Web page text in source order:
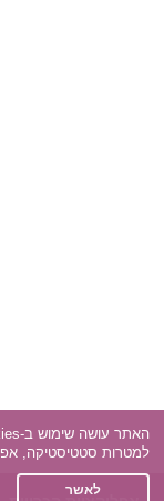
למטרות סטטיסטיקה,
לאשר